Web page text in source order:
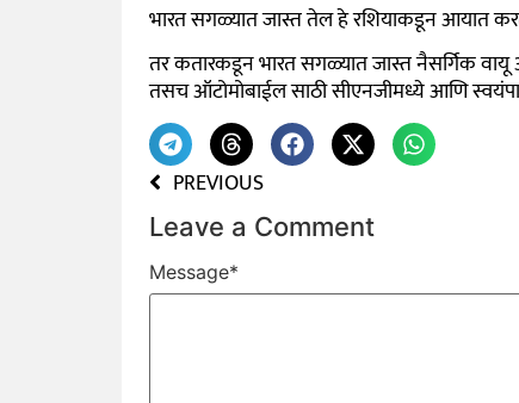
भारत सगळ्यात जास्त तेल हे रशियाकडून आयात
तर कतारकडून भारत सगळ्यात जास्त नैसर्गिक वायू
तसच ऑटोमोबाईल साठी सीएनजीमध्ये आणि
PREVIOUS
Leave a Comment
Message*